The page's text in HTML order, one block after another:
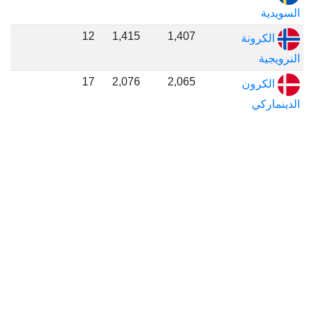
السويدية
الكرونة
النرويجية
1,407
1,415
12
الكرون
الدينماركي
2,065
2,076
17